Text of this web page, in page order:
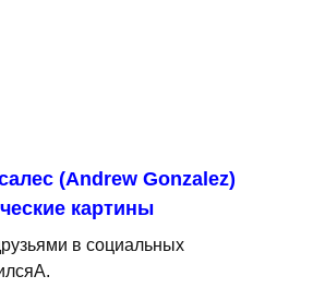
(Andrew Gonzalez)
картины
в социальных